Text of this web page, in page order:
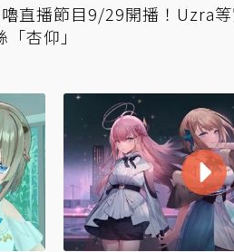
直播節目9/29開播！Uzra
杏仰」